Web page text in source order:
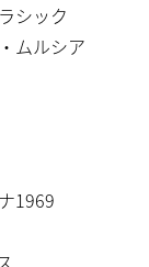
シック
ムルシア
1969